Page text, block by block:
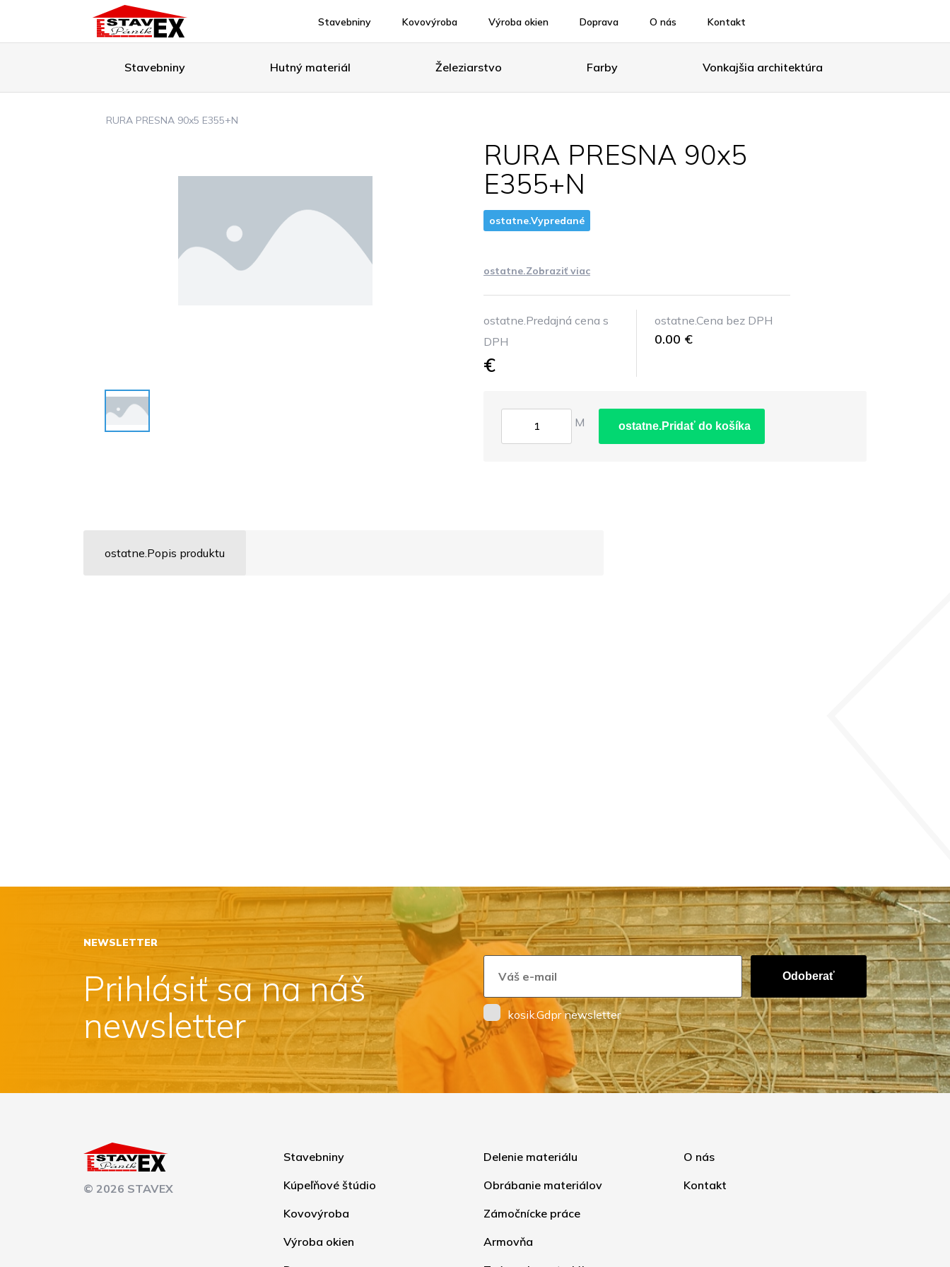
Stavebniny Kovovýroba Výroba okien Doprava O nás Kontakt
Stavebniny Hutný materiál Železiarstvo Farby Vonkajšia architektúra
RURA PRESNA 90x5 E355+N
RURA PRESNA 90x5
E355+N
ostatne.Vypredané
ostatne.Zobraziť viac
ostatne.Predajná cena s
DPH
€
ostatne.Cena bez DPH
0.00 €
M ostatne.Pridať do košíka
ostatne.Popis produktu
NEWSLETTER
Prihlásiť sa na náš
newsletter
Odoberať
kosik.Gdpr newsletter
© 2026 STAVEX
Stavebniny
Kúpeľňové štúdio
Kovovýroba
Výroba okien
Delenie materiálu
Obrábanie materiálov
Zámočnícke práce
Armovňa
O nás
Kontakt